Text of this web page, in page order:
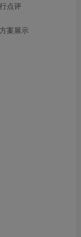
点评
案展示